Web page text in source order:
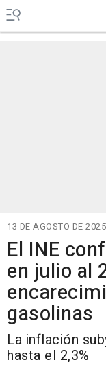
13 DE AGOSTO DE 2025
El INE
en julio al
gasolinas
La inflación
hasta el 2,3%